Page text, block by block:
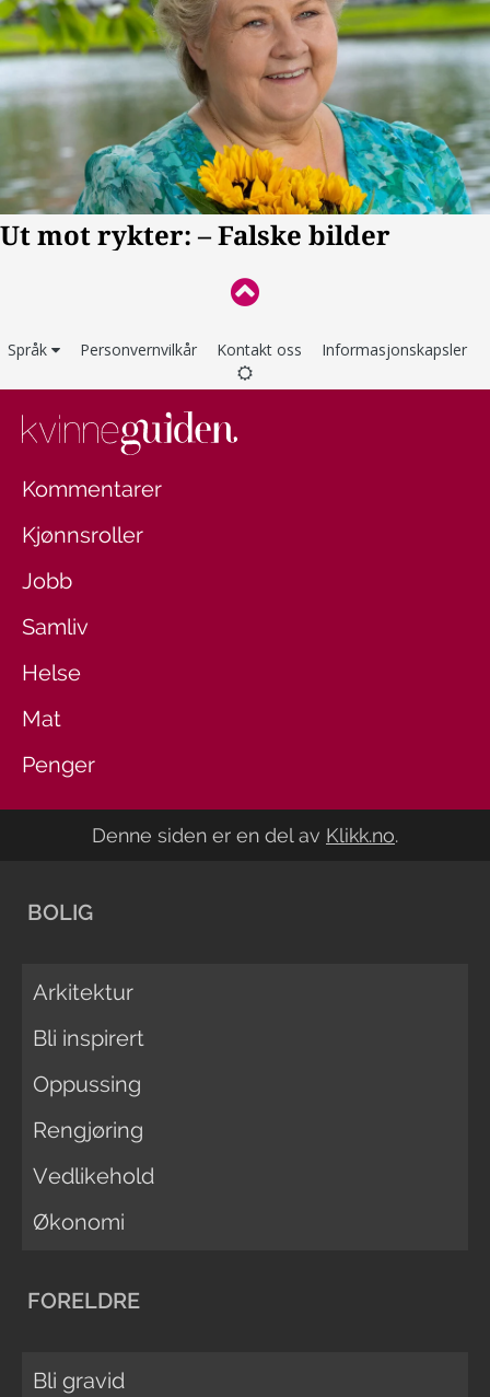
Språk Personvernvilkår Kontakt oss Informasjonskapsler
Kommentarer
Kjønnsroller
Jobb
Samliv
Helse
Mat
Penger
Denne siden er en del av Klikk.no.
BOLIG
Arkitektur
Bli inspirert
Oppussing
Rengjøring
Vedlikehold
Økonomi
FORELDRE
Bli gravid